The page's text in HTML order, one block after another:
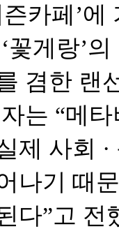
즌카페’
꽃게랑’
겸한 랜
는 “메
제 사회
나기 때
다”고 전